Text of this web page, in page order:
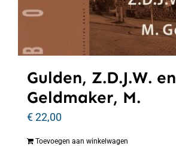
Gulden, Z.D.J.W. en
Geldmaker, M.
€22,00
Toevoegen aan winkelwagen